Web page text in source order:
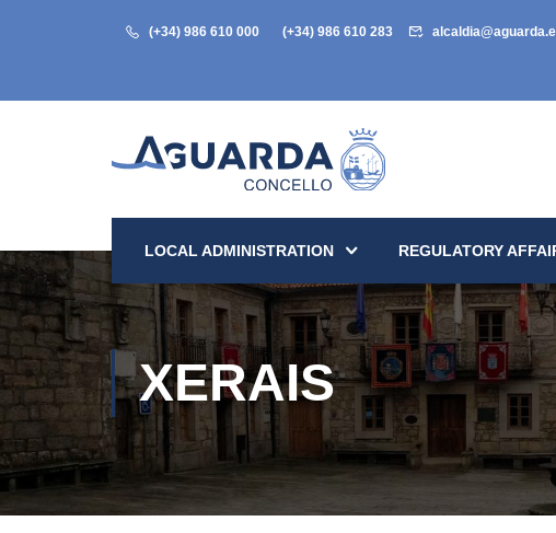
(+34) 986 610 000 (+34) 986 610 283
LOCAL ADMINISTRATION REGULATORY
XERAIS